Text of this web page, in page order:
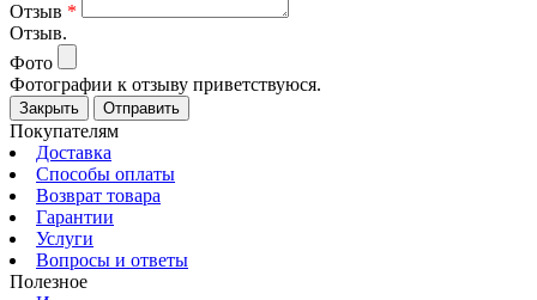
Отзыв *
Отзыв.
Фото
Фотографии к отзыву приветствуюся.
Закрыть Отправить
Покупателям
Доставка
Способы оплаты
Возврат товара
Гарантии
Услуги
Вопросы и ответы
Полезное